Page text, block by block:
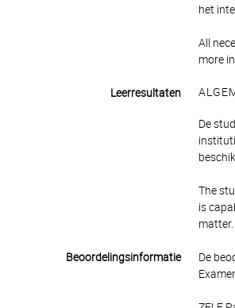
het
All
more
Leerresultaten
De
The
is
matter.
Beoordelingsinformatie
De